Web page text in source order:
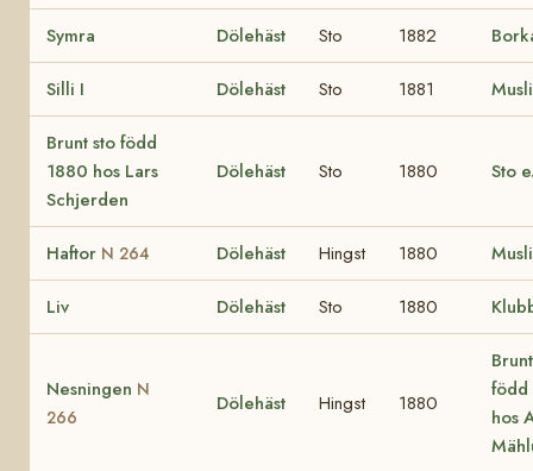
Symra Dölehäst Sto 1882
Silli I Dölehäst Sto 1881
Brunt sto född
1880 hos Lars
Schjerden
Dölehäst Sto 1880 Sto
Haftor N 264 Dölehäst Hingst 1880
Liv Dölehäst Sto 1880
Nesningen N
266
Dölehäst Hingst 1880
född
hos